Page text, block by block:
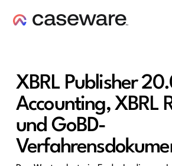
XBRL Publisher
Accounting, XBRL
und GoBD-